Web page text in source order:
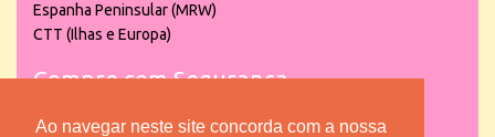
Ao navegar neste site concorda com a nossa
Espanha Peninsular (MRW)
CTT (Ilhas e Europa)
Compre com Segurança